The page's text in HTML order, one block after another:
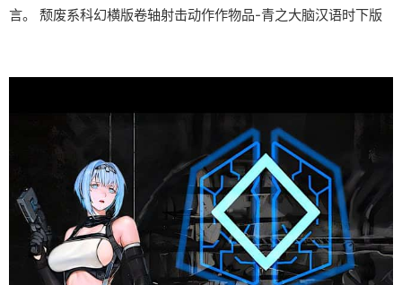
言。 颓废系科幻横版卷轴射击动作作物品-青之大脑汉语时下版